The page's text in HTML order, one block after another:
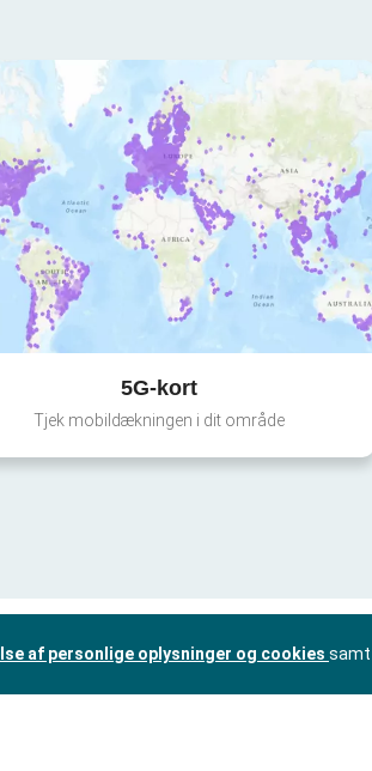
5G-kort
Tjek mobildækningen i dit område
af personlige oplysninger og cookies